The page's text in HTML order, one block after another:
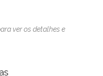
ver os detalhes e